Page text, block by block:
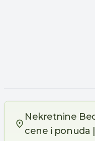
Nekretnine
cene i ponuda